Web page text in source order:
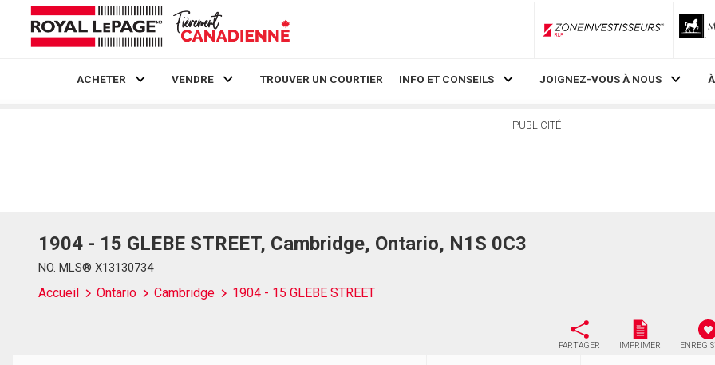
ZoneInvestisseurs RLP
ACHETER VENDRE TROUVER UN COURTIER INFO ET CONSEILS JOIGNEZ-VOUS À NOUS
PUBLICITÉ
1904 - 15 GLEBE STREET, Cambridge, Ontario, N1S 0C3
NO. MLS® X13130734
Accueil Ontario Cambridge 1904 - 15 GLEBE STREET
PARTAGER IMPRIMER